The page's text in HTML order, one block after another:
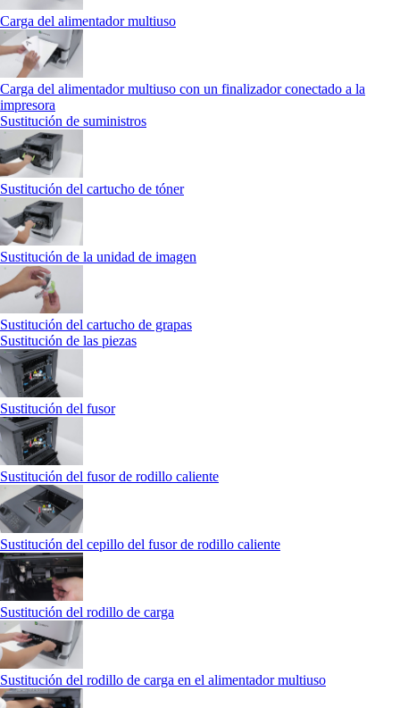
Carga del alimentador multiuso
Carga del alimentador multiuso con un finalizador conectado a la
impresora
Sustitución de suministros
Sustitución del cartucho de tóner
Sustitución de la unidad de imagen
Sustitución del cartucho de grapas
Sustitución de las piezas
Sustitución del fusor
Sustitución del fusor de rodillo caliente
Sustitución del cepillo del fusor de rodillo caliente
Sustitución del rodillo de carga
Sustitución del rodillo de carga en el alimentador multiuso